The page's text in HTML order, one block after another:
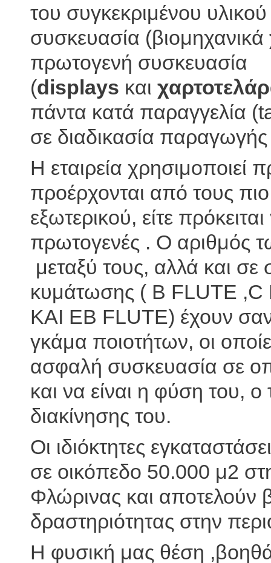
του συγκεκριμένου
συσκευασία (βιομηχανικά
πρωτογενή συσκευασία
(displays και
πάντα κατά παραγγελία
σε διαδικασία
Η εταιρεία χρησιμοποιεί
προέρχονται από τους
εξωτερικού, είτε
πρωτογενές . Ο αριθμός
μεταξύ τους, αλλά και
κυμάτωσης ( B FLUTE
KAI EB FLUTE) έχουν
γκάμα ποιοτήτων, οι
ασφαλή συσκευασία σε
και να είναι η φύση του,
διακίνησης του.
Οι ιδιόκτητες
σε οικόπεδο 50.000 μ2
Φλώρινας και αποτελούν
δραστηριότητας στην
Η φυσική μας θέση